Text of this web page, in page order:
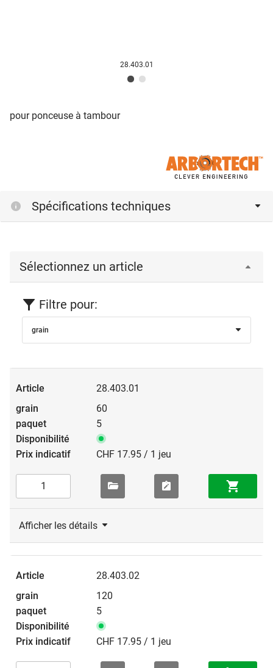
28.403.01
pour ponceuse à tambour
Spécifications techniques
Sélectionnez un article
Filtre pour:
grain
28.403.01
60
5
CHF 17.95 / 1 jeu
Afficher les détails
28.403.02
120
5
CHF 17.95 / 1 jeu